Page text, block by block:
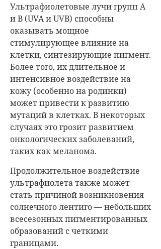
Ультрафиолетовые лучи групп A
и B (UVA и UVB) способны
оказывать мощное
стимулирующее влияние на
клетки, синтезирующие пигмент.
Более того, их длительное и
интенсивное воздействие на
кожу (особенно на родинки)
может привести к развитию
мутаций в клетках. В некоторых
случаях это грозит развитием
онкологических заболеваний,
таких как меланома.
Продолжительное воздействие
ультрафиолета также может
стать причиной возникновения
солнечного лентиго — небольших
всесезонных пигментированных
образований с четкими
границами.